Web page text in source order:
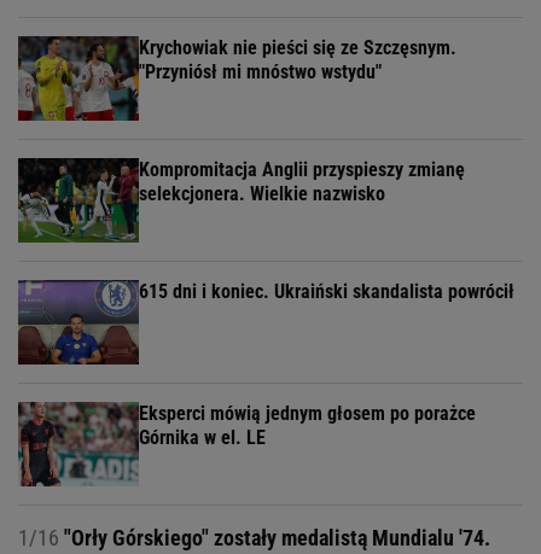
Krychowiak nie pieści się ze Szczęsnym.
"Przyniósł mi mnóstwo wstydu"
Kompromitacja Anglii przyspieszy zmianę
selekcjonera. Wielkie nazwisko
615 dni i koniec. Ukraiński skandalista powrócił
Eksperci mówią jednym głosem po porażce
Górnika w el. LE
1/16 "Orły Górskiego" zostały medalistą Mundialu '74.